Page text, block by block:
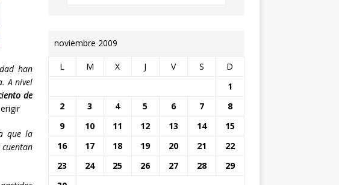
han
A nivel
de
que la
noviembre 2009
L M X J V S D
1
2
3 4 5 6 7
8
9
10 11 12 13 14
15
16
17 18 19 20 21
22
23
24 25 26 27 28
29